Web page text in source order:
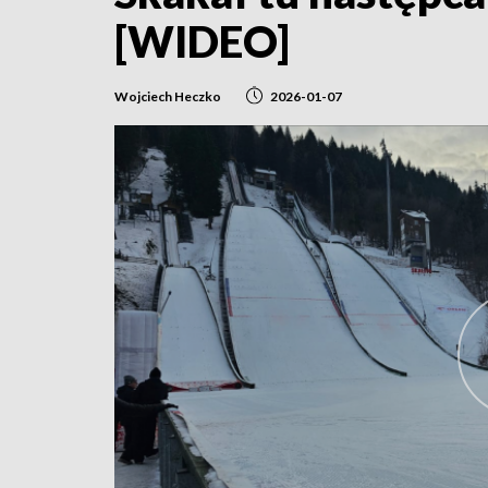
[WIDEO]
Wojciech Heczko 2026-01-07